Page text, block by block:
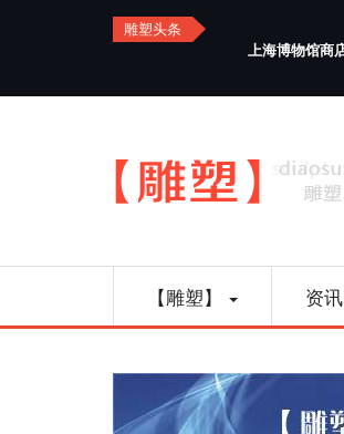
雕塑头条
上海博物馆商店
navigation
【雕塑】 资讯